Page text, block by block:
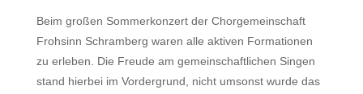
Beim großen Sommerkonzert der Chorgemeinschaft
Frohsinn Schramberg waren alle aktiven Formationen
zu erleben. Die Freude am gemeinschaftlichen Singen
stand hierbei im Vordergrund, nicht umsonst wurde das